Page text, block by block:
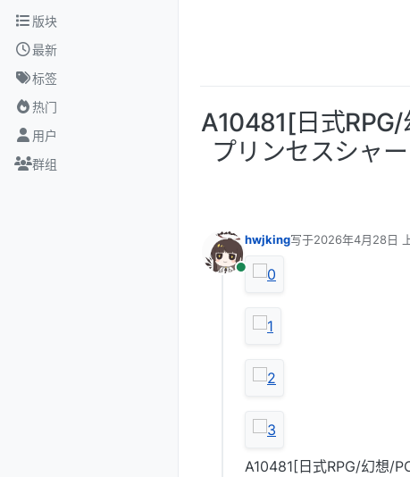
跳转至内容
版块
最新
标签
热门
用户
群组
A10481[日式
プリンセスシャ
在线
hwjking写于2026年4月28日
最后由 编辑
A10481[日式RPG/幻想/